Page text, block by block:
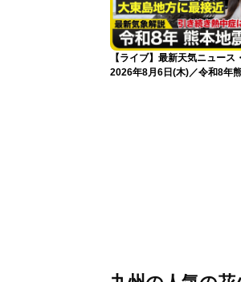
【ライブ】最新天気ニュース
2026年8月6日(木)／令和8年